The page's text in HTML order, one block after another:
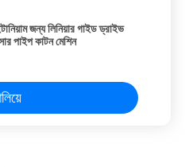
জন্য লিনিয়ার গাইড ড্রাইভ
পাইপ কাটন মেশিন